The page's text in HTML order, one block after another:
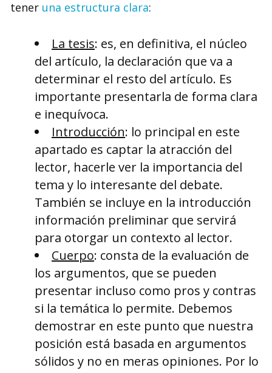
tener una estructura clara:
La tesis: es, en definitiva, el núcleo
del artículo, la declaración que va a
determinar el resto del artículo. Es
importante presentarla de forma clara
e inequívoca.
Introducción: lo principal en este
apartado es captar la atracción del
lector, hacerle ver la importancia del
tema y lo interesante del debate.
También se incluye en la introducción
información preliminar que servirá
para otorgar un contexto al lector.
Cuerpo: consta de la evaluación de
los argumentos, que se pueden
presentar incluso como pros y contras
si la temática lo permite. Debemos
demostrar en este punto que nuestra
posición está basada en argumentos
sólidos y no en meras opiniones. Por lo